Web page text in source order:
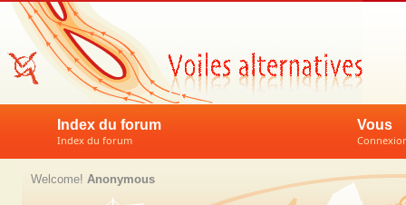
Index du forum
Index du forum
Vous
Welcome! Anonymous